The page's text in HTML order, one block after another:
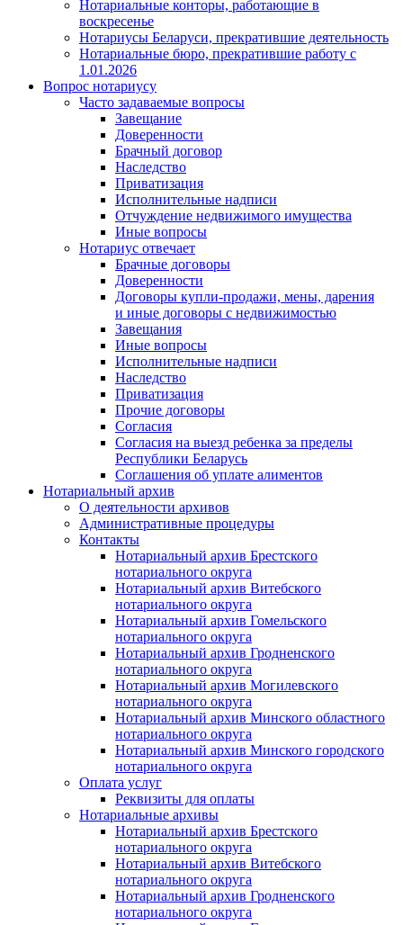
Нотариальные конторы, работающие в
воскресенье
Нотариусы Беларуси, прекратившие деятельность
Нотариальные бюро, прекратившие работу с
1.01.2026
Вопрос нотариусу
Часто задаваемые вопросы
Завещание
Доверенности
Брачный договор
Наследство
Приватизация
Исполнительные надписи
Отчуждение недвижимого имущества
Иные вопросы
Нотариус отвечает
Брачные договоры
Доверенности
Договоры купли-продажи, мены, дарения
и иные договоры с недвижимостью
Завещания
Иные вопросы
Исполнительные надписи
Наследство
Приватизация
Прочие договоры
Согласия
Согласия на выезд ребенка за пределы
Республики Беларусь
Соглашения об уплате алиментов
Нотариальный архив
О деятельности архивов
Административные процедуры
Контакты
Нотариальный архив Брестского
нотариального округа
Нотариальный архив Витебского
нотариального округа
Нотариальный архив Гомельского
нотариального округа
Нотариальный архив Гродненского
нотариального округа
Нотариальный архив Могилевского
нотариального округа
Нотариальный архив Минского областного
нотариального округа
Нотариальный архив Минского городского
нотариального округа
Оплата услуг
Реквизиты для оплаты
Нотариальные архивы
Нотариальный архив Брестского
нотариального округа
Нотариальный архив Витебского
нотариального округа
Нотариальный архив Гродненского
нотариального округа